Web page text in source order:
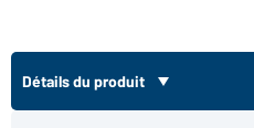
Détails du produit